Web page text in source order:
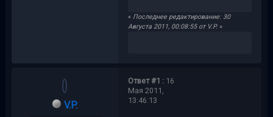
« Последнее редактирование: 30
Августа 2011, 00:08:55 от V.P.»
V.P.
Ответ #1 :16
Мая 2011,
13:46:13